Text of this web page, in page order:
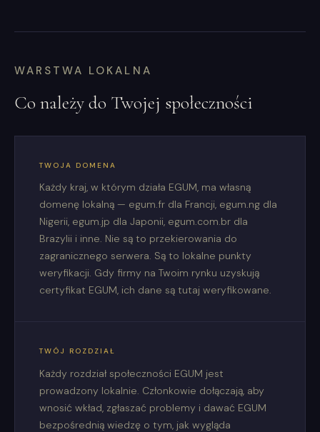
WARSTWA LOKALNA
Co należy do Twojej społeczności
TWOJA DOMENA
Każdy kraj, w którym działa EGUM, ma własną
domenę lokalną — egum.fr dla Francji, egum.ng dla
Nigerii, egum.jp dla Japonii, egum.com.br dla
Brazylii i inne. Nie są to przekierowania do
zagranicznego serwera. Są to lokalne punkty
weryfikacji. Gdy firmy na Twoim rynku uzyskują
certyfikat EGUM, ich dane są tutaj weryfikowane.
TWÓJ ROZDZIAŁ
Każdy rozdział społeczności EGUM jest
prowadzony lokalnie. Członkowie dołączają, aby
wnosić wkład, zgłaszać problemy i dawać EGUM
bezpośrednią wiedzę o tym, jak wygląda